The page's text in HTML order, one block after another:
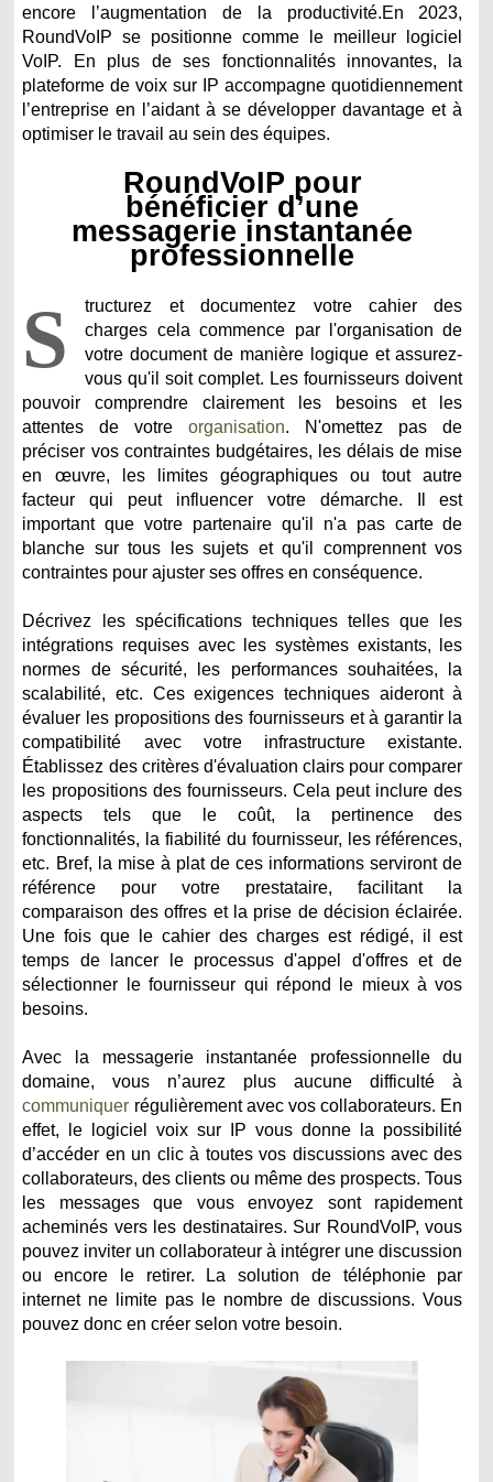
encore l’augmentation de la productivité.En 2023,
RoundVoIP se positionne comme le meilleur logiciel
VoIP. En plus de ses fonctionnalités innovantes, la
plateforme de voix sur IP accompagne quotidiennement
l’entreprise en l’aidant à se développer davantage et à
optimiser le travail au sein des équipes.
RoundVoIP pour
bénéficier d’une
messagerie instantanée
professionnelle
S
tructurez et documentez votre cahier des
charges cela commence par l'organisation de
votre document de manière logique et assurez-
vous qu'il soit complet. Les fournisseurs doivent
pouvoir comprendre clairement les besoins et les
attentes de votreorganisation. N'omettez pas de
préciser vos contraintes budgétaires, les délais de mise
en œuvre, les limites géographiques ou tout autre
facteur qui peut influencer votre démarche. Il est
important que votre partenaire qu'il n'a pas carte de
blanche sur tous les sujets et qu'il comprennent vos
contraintes pour ajuster ses offres en conséquence.
Décrivez les spécifications techniques telles que les
intégrations requises avec les systèmes existants, les
normes de sécurité, les performances souhaitées, la
scalabilité, etc. Ces exigences techniques aideront à
évaluer les propositions des fournisseurs et à garantir la
compatibilité avec votre infrastructure existante.
Établissez des critères d'évaluation clairs pour comparer
les propositions des fournisseurs. Cela peut inclure des
aspects tels que le coût, la pertinence des
fonctionnalités, la fiabilité du fournisseur, les références,
etc. Bref, la mise à plat de ces informations serviront de
référence pour votre prestataire, facilitant la
comparaison des offres et la prise de décision éclairée.
Une fois que le cahier des charges est rédigé, il est
temps de lancer le processus d'appel d'offres et de
sélectionner le fournisseur qui répond le mieux à vos
besoins.
Avec la messagerie instantanée professionnelle du
domaine, vous n’aurez plus aucune difficulté à
communiquer régulièrement avec vos collaborateurs. En
effet, le logiciel voix sur IP vous donne la possibilité
d’accéder en un clic à toutes vos discussions avec des
collaborateurs, des clients ou même des prospects. Tous
les messages que vous envoyez sont rapidement
acheminés vers les destinataires. Sur RoundVoIP, vous
pouvez inviter un collaborateur à intégrer une discussion
ou encore le retirer. La solution de téléphonie par
internet ne limite pas le nombre de discussions. Vous
pouvez donc en créer selon votre besoin.